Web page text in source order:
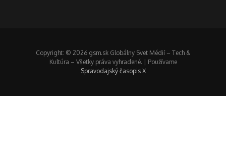
Copyright: © 2026 gsm.sk Globálny Svet Médií – Tech &
Kultúra – Všetky práva vyhradené. | Používame
Spravodajský časopis X